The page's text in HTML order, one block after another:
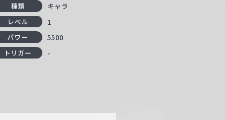
種類 キャラ
レベル 1
パワー 5500
トリガー -